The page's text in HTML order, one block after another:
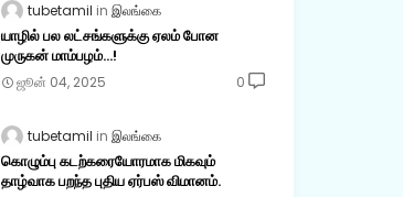
tubetamil இலங்கை
யாழில் பல லட்சங்களுக்கு ஏலம் போன
முருகன் மாம்பழம்...!
ஜூன் 04, 2025 0
tubetamil இலங்கை
கொழும்பு கடற்கரையோரமாக மிகவும்
தாழ்வாக பறந்த புதிய ஏர்பஸ் விமானம்.